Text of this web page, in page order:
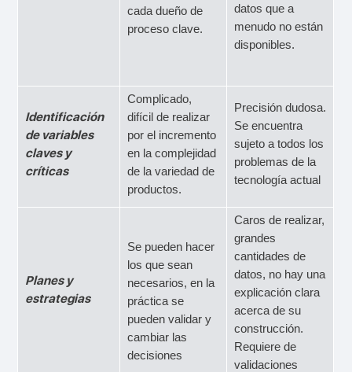
cada dueño de
proceso clave.
datos que a
menudo no están
disponibles.
Identificación
de variables
claves y
críticas
Complicado,
difícil de realizar
por el incremento
en la complejidad
de la variedad de
productos.
Precisión dudosa.
Se encuentra
sujeto a todos los
problemas de la
tecnología actual
Planes y
estrategias
Se pueden hacer
los que sean
necesarios, en la
práctica se
pueden validar y
cambiar las
decisiones
Caros de realizar,
grandes
cantidades de
datos, no hay una
explicación clara
acerca de su
construcción.
Requiere de
validaciones